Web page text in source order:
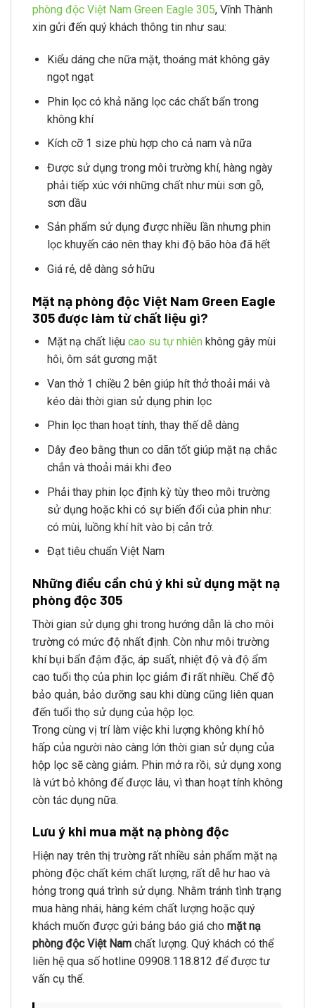
phòng độc Việt Nam Green Eagle 305, Vĩnh Thành
xin gửi đến quý khách thông tin như sau:
Kiểu dáng che nữa mặt, thoáng mát không gây
ngọt ngạt
Phin lọc có khả năng lọc các chất bẩn trong
không khí
Kích cỡ 1 size phù hợp cho cả nam và nữa
Được sử dụng trong môi trường khí, hàng ngày
phải tiếp xúc với những chất như mùi sơn gỗ,
sơn dầu
Sản phẩm sử dụng được nhiều lần nhưng phin
lọc khuyến cáo nên thay khi độ bão hòa đã hết
Giá rẻ, dễ dàng sở hữu
Mặt nạ phòng độc Việt Nam Green Eagle
305 được làm từ chất liệu gì?
Mặt nạ chất liệu cao su tự nhiênkhông gây mùi
hôi, ôm sát gương mặt
Van thở 1 chiều 2 bên giúp hít thở thoải mái và
kéo dài thời gian sử dụng phin lọc
Phin lọc than hoạt tính, thay thế dễ dàng
Dây đeo bằng thun co dãn tốt giúp mặt nạ chắc
chắn và thoải mái khi đeo
Phải thay phin lọc định kỳ tùy theo môi trường
sử dụng hoặc khi có sự biến đổi của phin như:
có mùi, luồng khí hít vào bị cản trở.
Đạt tiêu chuẩn Việt Nam
Những điều cần chú ý khi sử dụng mặt nạ
phòng độc 305
Thời gian sử dụng ghi trong hướng dẫn là cho môi
trường có mức độ nhất định. Còn như môi trường
khí bụi bẩn đậm đặc, áp suất, nhiệt độ và độ ẩm
cao tuổi thọ của phin lọc giảm đi rất nhiều. Chế độ
bảo quản, bảo dưỡng sau khi dùng cũng liên quan
đến tuổi thọ sử dụng của hộp lọc.
Trong cùng vị trí làm việc khi lượng không khí hô
hấp của người nào càng lớn thời gian sử dụng của
hộp lọc sẽ càng giảm. Phin mở ra rồi, sử dụng xong
là vứt bỏ không để được lâu, vì than hoạt tính không
còn tác dụng nữa.
Lưu ý khi mua mặt nạ phòng độc
Hiện nay trên thị trường rất nhiều sản phẩm mặt nạ
phòng độc chất kém chất lượng, rất dễ hư hao và
hỏng trong quá trình sử dụng. Nhằm tránh tình trạng
mua hàng nhái, hàng kém chất lượng hoặc quý
khách muốn được gửi bảng báo giá cho mặt nạ
phòng độc Việt Nam chất lượng. Quý khách có thể
liên hệ qua số hotline 09908.118.812 để được tư
vấn cụ thể.